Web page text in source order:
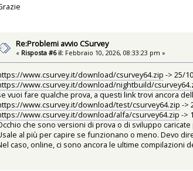
Re:Problemi avvio CSurvey
« Risposta #6 il: Febbraio 10, 2026, 08:33:23 pm »
www.csurvey.it/download/csurvey64.zip -> 25/
www.csurvey.it/download/nightbuild/
vuoi fare qualche prova, a questi link trovi ancora
www.csurvey.it/download/test/csurvey64.zip ->
www.csurvey.it/download/alfa/csurvey64.zip ->
che sono versioni di prova o di sviluppo
al più per capire se funzionano o meno. Devo
caso, online, ci sono ancora le ultime compilazioni